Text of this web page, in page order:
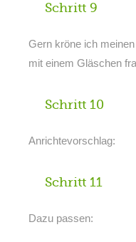
Schritt 9
Gern kröne ich
mit einem Gläschen
Schritt 10
Anrichtevorschlag:
Schritt 11
Dazu passen: